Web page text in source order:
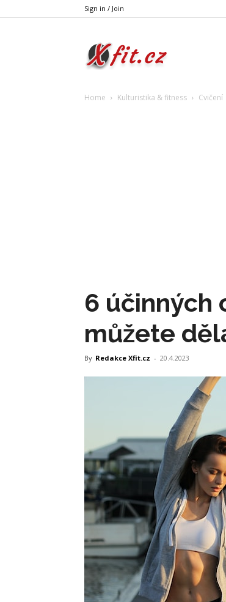
Sign in / Join
Home Kulturistika & fitness Cvičení
6 účinných
můžete
By Redakce Xfit.cz - 20.4.2023